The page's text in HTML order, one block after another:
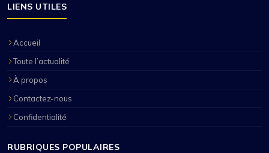
LIENS UTILES
Accueil
Toute l’actualité
À propos
Contactez-nous
Confidentialité
RUBRIQUES POPULAIRES